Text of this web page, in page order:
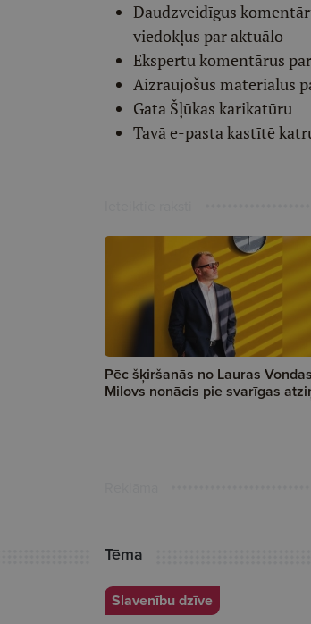
Daudzveidīgus
viedokļus par aktuālo
Ekspertu komentārus
Aizraujošus materiālus
Gata Šļūkas karikatūru
Tavā e-pasta kastītē
Pēc šķiršanās no Lauras Vondas
Milovs nonācis pie svarīgas
Tēma
Slavenību dzīve